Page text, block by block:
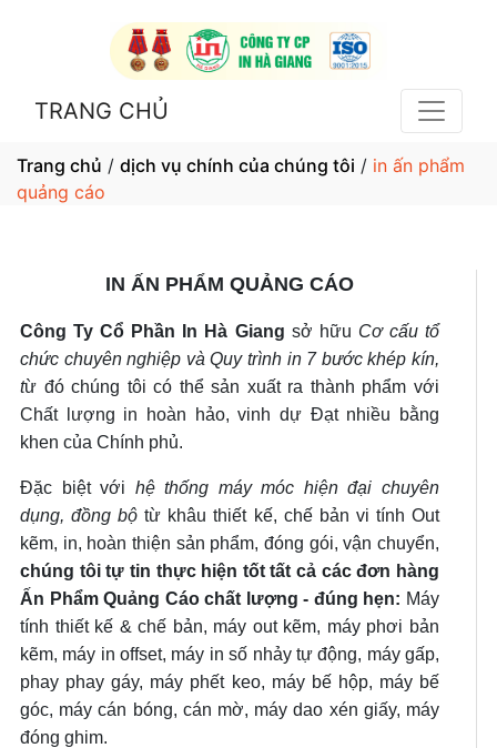
TRANG CHỦ
Trang chủ / dịch vụ chính của chúng tôi / in ấn phẩm
quảng cáo
IN ẤN PHẨM QUẢNG CÁO
Công Ty Cổ Phần In Hà Giang sở hữu Cơ cấu tổ
chức chuyên nghiệp và Quy trình in 7 bước khép kín,
từ đó chúng tôi có thể sản xuất ra thành phẩm với
Chất lượng in hoàn hảo, vinh dự Đạt nhiều bằng
khen của Chính phủ.
Đặc biệt với hệ thống máy móc hiện đại chuyên
dụng, đồng bộ từ khâu thiết kế, chế bản vi tính Out
kẽm, in, hoàn thiện sản phẩm, đóng gói, vận chuyển,
chúng tôi tự tin thực hiện tốt tất cả các đơn hàng
Ấn Phẩm Quảng Cáo chất lượng - đúng hẹn: Máy
tính thiết kế & chế bản, máy out kẽm, máy phơi bản
kẽm, máy in offset, máy in số nhảy tự động, máy gấp,
phay phay gáy, máy phết keo, máy bế hộp, máy bế
góc, máy cán bóng, cán mờ, máy dao xén giấy, máy
đóng ghim.